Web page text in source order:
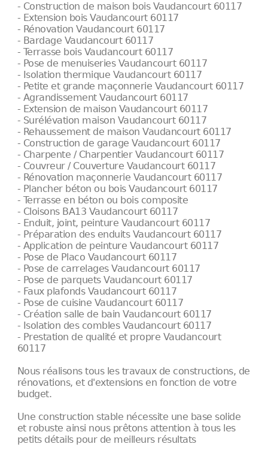
- Construction de maison bois Vaudancourt 60117
- Extension bois Vaudancourt 60117
- Rénovation Vaudancourt 60117
- Bardage Vaudancourt 60117
- Terrasse bois Vaudancourt 60117
- Pose de menuiseries Vaudancourt 60117
- Isolation thermique Vaudancourt 60117
- Petite et grande maçonnerie Vaudancourt 60117
- Agrandissement Vaudancourt 60117
- Extension de maison Vaudancourt 60117
- Surélévation maison Vaudancourt 60117
- Rehaussement de maison Vaudancourt 60117
- Construction de garage Vaudancourt 60117
- Charpente / Charpentier Vaudancourt 60117
- Couvreur / Couverture Vaudancourt 60117
- Rénovation maçonnerie Vaudancourt 60117
- Plancher béton ou bois Vaudancourt 60117
- Terrasse en béton ou bois composite
- Cloisons BA13 Vaudancourt 60117
- Enduit, joint, peinture Vaudancourt 60117
- Préparation des enduits Vaudancourt 60117
- Application de peinture Vaudancourt 60117
- Pose de Placo Vaudancourt 60117
- Pose de carrelages Vaudancourt 60117
- Pose de parquets Vaudancourt 60117
- Faux plafonds Vaudancourt 60117
- Pose de cuisine Vaudancourt 60117
- Création salle de bain Vaudancourt 60117
- Isolation des combles Vaudancourt 60117
- Prestation de qualité et propre Vaudancourt
60117
Nous réalisons tous les travaux de constructions, de
rénovations, et d'extensions en fonction de votre
budget.
Une construction stable nécessite une base solide
et robuste ainsi nous prêtons attention à tous les
petits détails pour de meilleurs résultats